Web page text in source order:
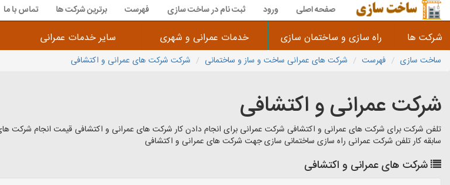
صفحه اصلی ورود ثبت نام در ساخت سازی فهرست برترین شرکت ها تماس با ما
شرکت ها راه سازی و ساختمان سازی خدمات عمرانی و شهری سایر خدمات عمرانی
ساخت سازی فهرست شرکت های عمرانی ساخت و ساز و ساختمانی شرکت شرکت های عمرانی و اکتشافی
شرکت عمرانی و اکتشافی
تلفن شرکت برای شرکت های عمرانی و اکتشافی شرکت عمرانی برای انجام دادن کار شرکت های عمرانی و اکتشافی قیمت انجام شرکت
سابقه کار تلفن شرکت عمرانی راه سازی ساختمانی سازی جهت شرکت های عمرانی و اکتشافی
شرکت های عمرانی و اکتشافی